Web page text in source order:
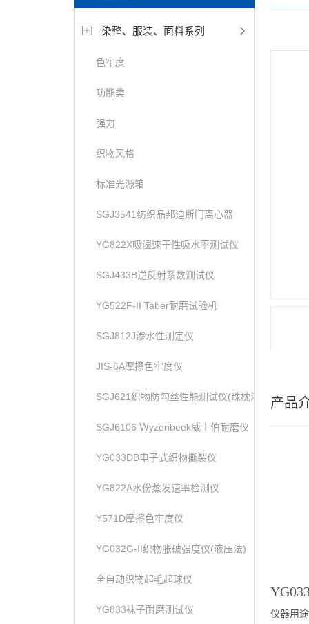
染整、服装、面料系列
色牢度
功能类
强力
织物风格
标准光源箱
SGJ3541纺织品邦迪斯门离心器
YG822X吸湿速干性吸水率测试仪
SGJ433B逆反射系数测试仪
YG522F-II Taber耐磨试验机
SGJ812J渗水性测定仪
JIS-6A摩擦色牢度仪
SGJ621织物防勾丝性能测试仪(珠枕法)
SGJ6106 Ｗyzenbeek威士伯耐磨仪
YG033DB电子式织物撕裂仪
YG822A水份蒸发速率检测仪
Y571D摩擦色牢度仪
YG032G-II织物胀破强度仪(液压法)
全自动织物起毛起球仪
YG833袜子耐磨测试仪
产品
YG
仪器用